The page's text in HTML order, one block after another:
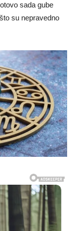
sada gube
su nepravedno